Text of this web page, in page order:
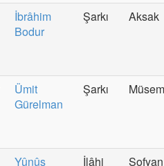
İbrâhim
Bodur
Şarkı Aksak
Ümit
Gürelman
Şarkı
Yûnûs İlâhi Sofyan